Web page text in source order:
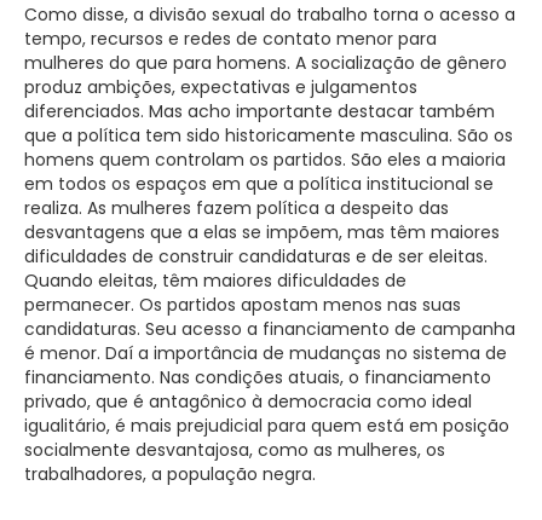
Como disse, a divisão sexual do trabalho torna o acesso a
tempo, recursos e redes de contato menor para
mulheres do que para homens. A socialização de gênero
produz ambições, expectativas e julgamentos
diferenciados. Mas acho importante destacar também
que a política tem sido historicamente masculina. São os
homens quem controlam os partidos. São eles a maioria
em todos os espaços em que a política institucional se
realiza. As mulheres fazem política a despeito das
desvantagens que a elas se impõem, mas têm maiores
dificuldades de construir candidaturas e de ser eleitas.
Quando eleitas, têm maiores dificuldades de
permanecer. Os partidos apostam menos nas suas
candidaturas. Seu acesso a financiamento de campanha
é menor. Daí a importância de mudanças no sistema de
financiamento. Nas condições atuais, o financiamento
privado, que é antagônico à democracia como ideal
igualitário, é mais prejudicial para quem está em posição
socialmente desvantajosa, como as mulheres, os
trabalhadores, a população negra.